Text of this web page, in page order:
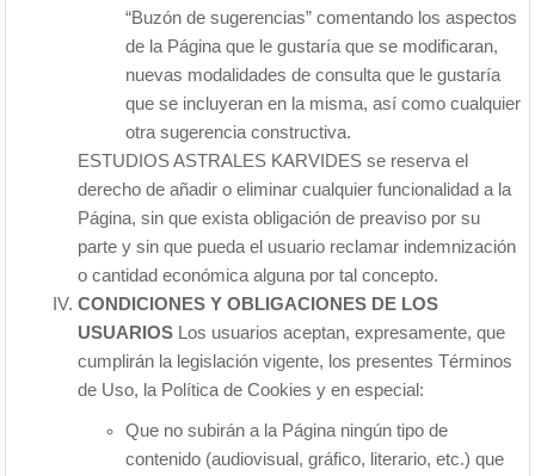
“Buzón de sugerencias” comentando los aspectos
de la Página que le gustaría que se modificaran,
nuevas modalidades de consulta que le gustaría
que se incluyeran en la misma, así como cualquier
otra sugerencia constructiva.
ESTUDIOS ASTRALES KARVIDES se reserva el
derecho de añadir o eliminar cualquier funcionalidad a la
Página, sin que exista obligación de preaviso por su
parte y sin que pueda el usuario reclamar indemnización
o cantidad económica alguna por tal concepto.
CONDICIONES Y OBLIGACIONES DE LOS
USUARIOS
Los usuarios aceptan, expresamente, que
cumplirán la legislación vigente, los presentes Términos
de Uso, la Política de Cookies y en especial:
Que no subirán a la Página ningún tipo de
contenido (audiovisual, gráfico, literario, etc.) que